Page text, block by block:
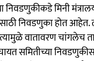
निवडणुकीकडे मिनी
निवडणुका होत
त्यामुळे वातावरण
समितीच्या